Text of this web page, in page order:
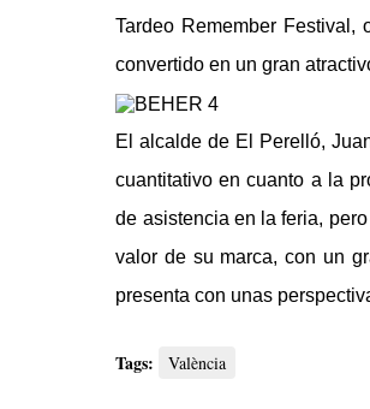
Tardeo Remember
convertido en un gran
El alcalde de El Perelló,
cuantitativo en cuanto a la
de asistencia en la feria,
valor de su marca, con un
presenta con unas
Tags: València